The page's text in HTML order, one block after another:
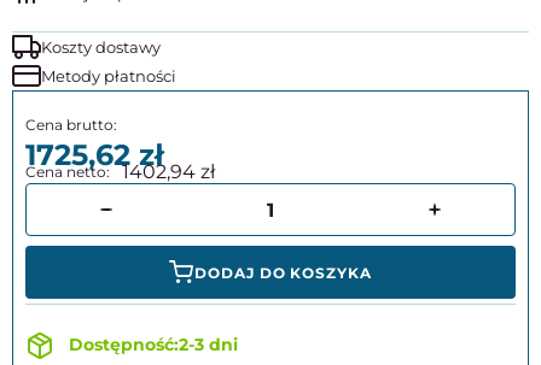
Koszty dostawy
Metody płatności
1725,621402,94
DODAJ DO KOSZYKA
2-3 dni